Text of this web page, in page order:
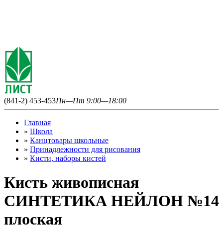
(841-2) 453-453Пн—Пт 9:00—18:00
Главная
» Школа
» Канцтовары школьные
» Принадлежности для рисования
» Кисти, наборы кистей
Кисть живописная
СИНТЕТИКА НЕЙЛОН №14
плоская